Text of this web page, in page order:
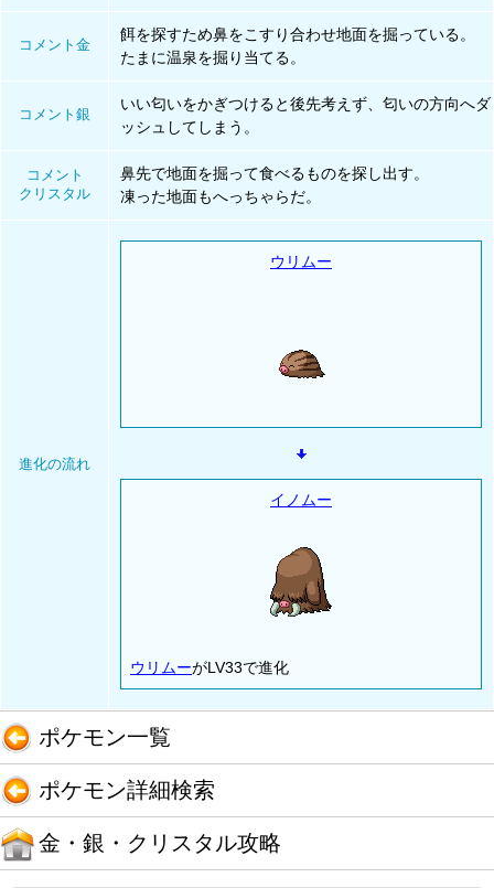
コメント金
餌を探すため鼻をこすり合わせ地面を掘っている。
たまに温泉を掘り当てる。
コメント銀
いい匂いをかぎつけると後先考えず、匂いの方向へダ
ッシュしてしまう。
コメント
クリスタル
鼻先で地面を掘って食べるものを探し出す。
凍った地面もへっちゃらだ。
進化の流れ
ウリムー
イノムー
ウリムーがLV33で進化
ポケモン一覧
ポケモン詳細検索
金・銀・クリスタル攻略